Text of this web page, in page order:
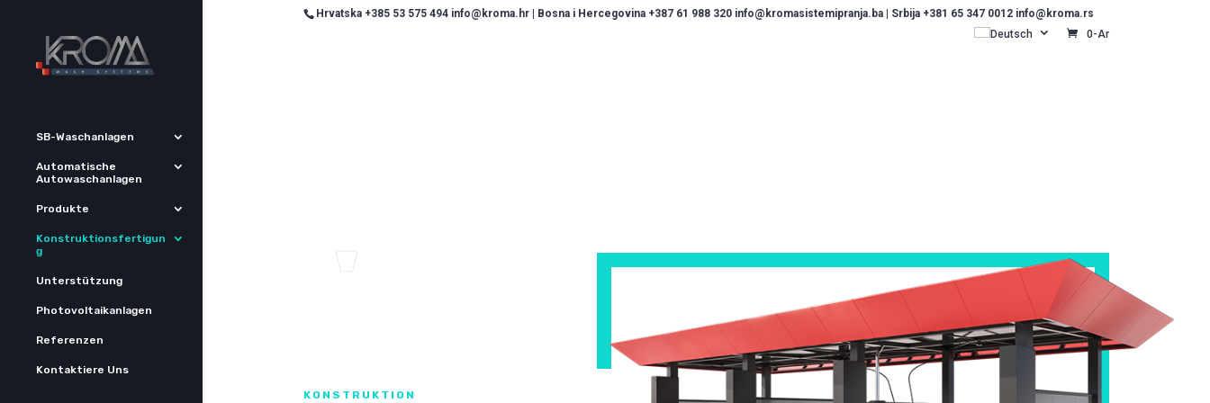
Hrvatska +385 53 575 494 info@kroma.hr | Bosna i Hercegovina +387 61 988 320 info@kromasistemipranja.ba | Srbija +381 65 347 0012 info@kroma.rs
Deutsch
0-Ar
SB-Waschanlagen
Automatische
Autowaschanlagen
Produkte
Konstruktionsfertigun
g
Unterstützung
Photovoltaikanlagen
Referenzen
Kontaktiere Uns
KONSTRUKTION